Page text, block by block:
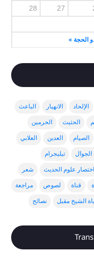
الحجة »
27
28
الإلحاد الانهيار الباعث
الحثيث الحرمين
الصيام العدين العلابي
الجوال تيليجرام
علوم الحديث شعر
قناة لصوص مراجعة
الشيخ مقبل نصائح